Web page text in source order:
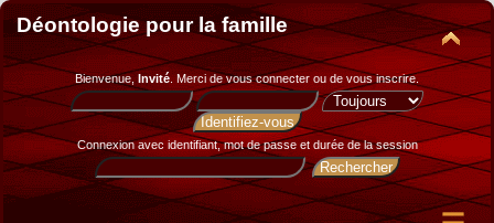
Déontologie pour la famille
Bienvenue, Invité. Merci devous connecter ou de vous inscrire.
Connexion avec identifiant, mot de passe et durée de la session